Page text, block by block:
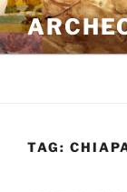
Przejdź
do
treści
TAG: